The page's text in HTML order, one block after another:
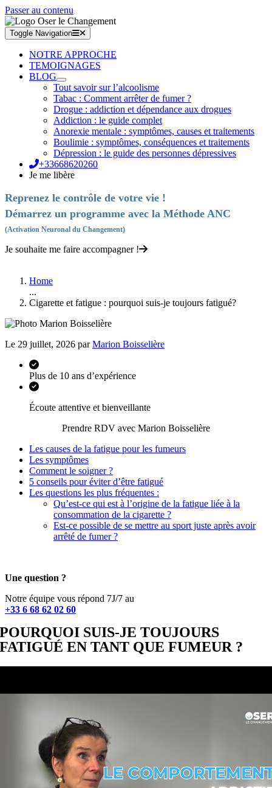
Passer au contenu
Toggle Navigation
NOTRE APPROCHE
TEMOIGNAGES
BLOG
Tout savoir sur l’alcoolisme
Tabac : Comment arrêter de fumer ?
Drogue : addiction et dépendance aux drogues
Addiction : le guide complet
Anorexie mentale : symptômes, causes et traitements
Boulimie : symptômes, conséquences et traitements
Dépression : le guide des personnes dépressives
+33668620260
Je me libère
Reprenez le contrôle de votre vie !
Démarrez un programme avec la Méthode ANC
(Activation Neuronal du Changement)
Je souhaite me faire accompagner !
Home
...
Cigarette et fatigue : pourquoi suis-je toujours fatigué?
Le 29 juillet, 2026 parMarion Boisselière
Plus de 10 ans d’expérience
Écoute attentive et bienveillante
Prendre RDV avec Marion Boisselière
Les causes de la fatigue pour les fumeurs
Les symptômes
Comment le soigner ?
5 conseils pour éviter d’être fatigué
Les questions les plus fréquentes :
Qu’est-ce qui est à l’origine de la fatigue liée à la
consommation de la cigarette ?
Est-ce possible de se mettre au sport juste après avoir
arrêté de fumer ?
Une question ?
Notre équipe vous répond 7J/7 au
+33 6 68 62 02 60
POURQUOI SUIS-JE TOUJOURS
FATIGUÉ EN TANT QUE FUMEUR ?